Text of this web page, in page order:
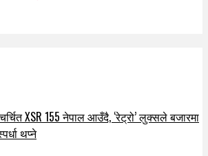
XSR 155 नेपाल आउँदै, ‘रेट्रो’ लुक्सले बजारमा
थप्ने